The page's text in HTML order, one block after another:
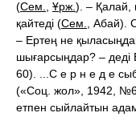
(Сем. Ұрж. ). – Қалай,
қайтеді (Сем. Абай).
– Ертең не
шығарсыңдар? – деді
60). ...С е р н е д е
(«Соц. жол», 1942,
етпен сыйлайтын